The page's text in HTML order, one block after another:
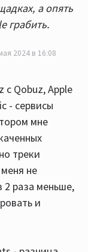
а опять
грабить.
2024 в 16:08
Qobuz, Apple
- сервисы
мне
треки
не
2 раза меньше,
и